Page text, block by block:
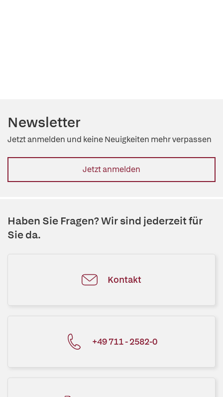
Newsletter
Jetzt anmelden und keine Neuigkeiten mehr verpassen
Jetzt anmelden
Haben Sie Fragen? Wir sind jederzeit für
Sie da.
Kontakt
+49 711 - 2582-0